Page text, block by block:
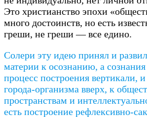
Это христианство эпохи
много достоинств, но есть
греши, не греши — все едино.
Солери эту идею принял и
материи к осознанию, а сознания
процесс построения вертикали,
города-организма вверх, к
пространствам и
есть построение рефлексивно-